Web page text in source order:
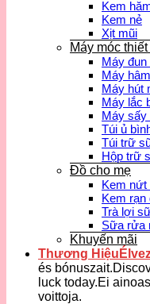
Kem
Kem nẻ
Xịt mũi
Máy móc thiết
Máy
Máy
Máy hút
Máy lắc
Máy sấy
Túi ủ
Túi trữ
Hộp trữ
Đồ cho mẹ
Kem nứt
Kem rạn
Trà lợi
Sữa rửa
Khuyến mãi
Thương
és
luck today.Ei
voittoja.